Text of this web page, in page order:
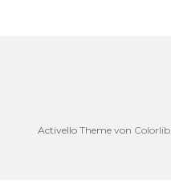
Activello Theme von Colorlib